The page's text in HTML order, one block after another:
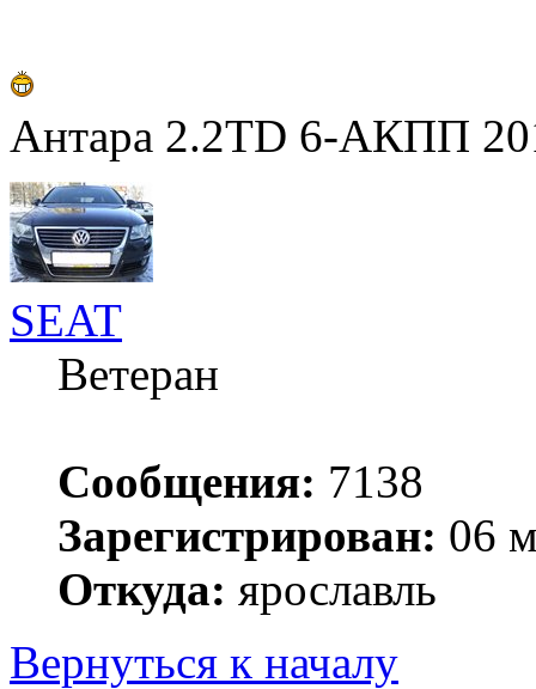
Антара 2.2TD 6-АКПП
SEAT
Ветеран
Сообщения: 7138
Зарегистрирован: 06
Откуда: ярославль
Вернуться к началу